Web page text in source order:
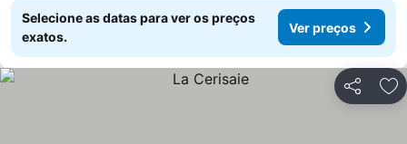
Selecione as datas para ver os preços
exatos.
Ver preços
Partilhar